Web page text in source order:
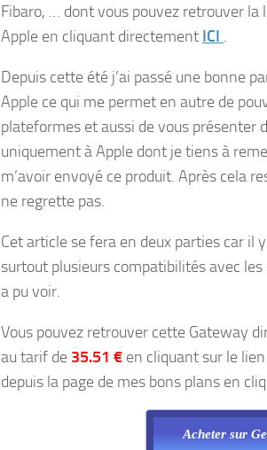
Fibaro, … dont vous pouvez retrouver
Apple en cliquant directement ICI .
Depuis cette été j’ai passé une bonne
Apple ce qui me permet en autre de
plateformes et aussi de vous présenter
uniquement à Apple dont je tiens à
m’avoir envoyé ce produit. Après cela
ne regrette pas.
Cet article se fera en deux parties car il
surtout plusieurs compatibilités avec
a pu voir.
Vous pouvez retrouver cette Gateway
au tarif de 35.51 € en cliquant sur le
depuis la page de mes bons plans en
Acheter sur